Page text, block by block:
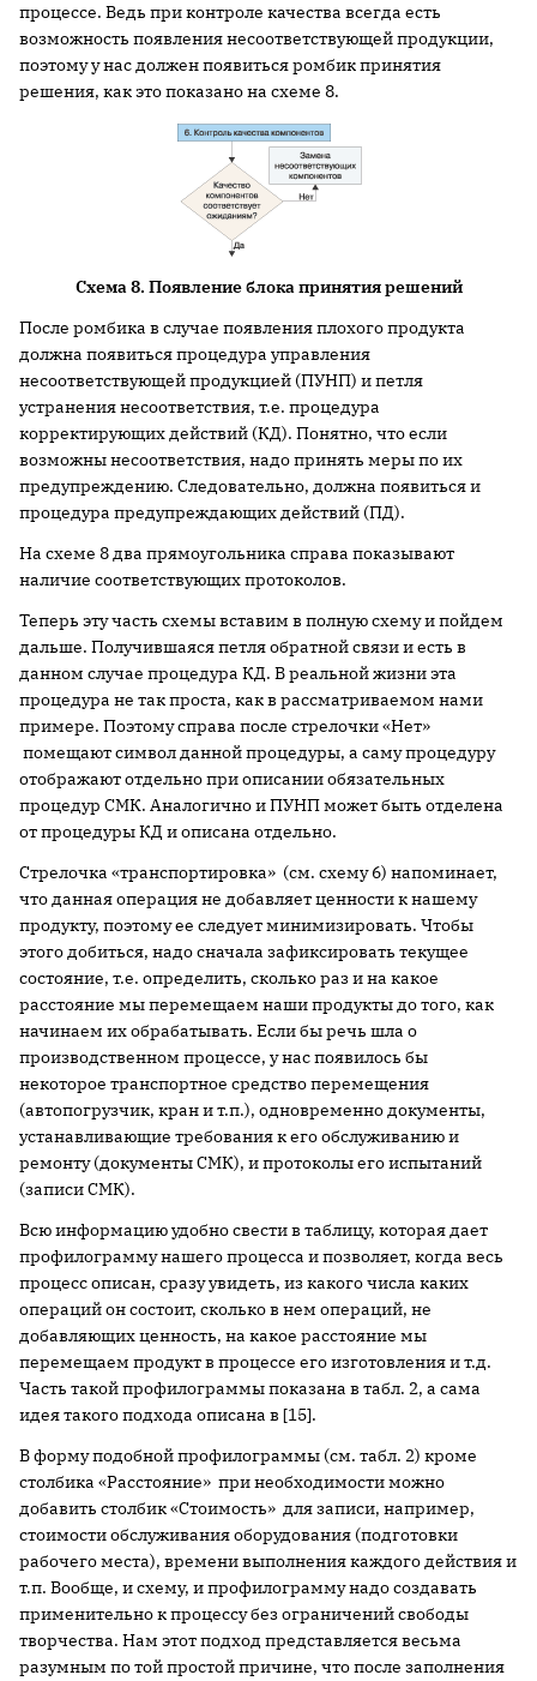
процессе. Ведь при контроле качества всегда есть
возможность появления несоответствующей продукции,
поэтому у нас должен появиться ромбик принятия
решения, как это показано на схеме 8.
Схема 8. Появление блока принятия решений
После ромбика в случае появления плохого продукта
должна появиться процедура управления
несоответствующей продукцией (ПУНП) и петля
устранения несоответствия, т.е. процедура
корректирующих действий (КД). Понятно, что если
возможны несоответствия, надо принять меры по их
предупреждению. Следовательно, должна появиться и
процедура предупреждающих действий (ПД).
На схеме 8 два прямоугольника справа показывают
наличие соответствующих протоколов.
Теперь эту часть схемы вставим в полную схему и пойдем
дальше. Получившаяся петля обратной связи и есть в
данном случае процедура КД. В реальной жизни эта
процедура не так проста, как в рассматриваемом нами
примере. Поэтому справа после стрелочки «Нет»
помещают символ данной процедуры, а саму процедуру
отображают отдельно при описании обязательных
процедур СМК. Аналогично и ПУНП может быть отделена
от процедуры КД и описана отдельно.
Стрелочка «транспортировка» (см. схему 6) напоминает,
что данная операция не добавляет ценности к нашему
продукту, поэтому ее следует минимизировать. Чтобы
этого добиться, надо сначала зафиксировать текущее
состояние, т.е. определить, сколько раз и на какое
расстояние мы перемещаем наши продукты до того, как
начинаем их обрабатывать. Если бы речь шла о
производственном процессе, у нас появилось бы
некоторое транспортное средство перемещения
(автопогрузчик, кран и т.п.), одновременно документы,
устанавливающие требования к его обслуживанию и
ремонту (документы СМК), и протоколы его испытаний
(записи СМК).
Всю информацию удобно свести в таблицу, которая дает
профилограмму нашего процесса и позволяет, когда весь
процесс описан, сразу увидеть, из какого числа каких
операций он состоит, сколько в нем операций, не
добавляющих ценность, на какое расстояние мы
перемещаем продукт в процессе его изготовления и т.д.
Часть такой профилограммы показана в табл. 2, а сама
идея такого подхода описана в [15].
В форму подобной профилограммы (см. табл. 2) кроме
столбика «Расстояние» при необходимости можно
добавить столбик «Стоимость» для записи, например,
стоимости обслуживания оборудования (подготовки
рабочего места), времени выполнения каждого действия и
т.п. Вообще, и схему, и профилограмму надо создавать
применительно к процессу без ограничений свободы
творчества. Нам этот подход представляется весьма
разумным по той простой причине, что после заполнения